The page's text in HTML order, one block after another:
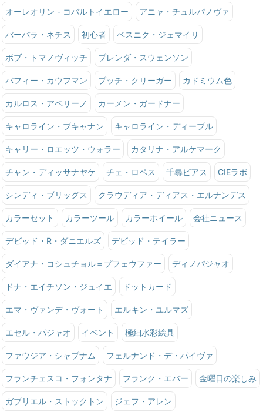
オーレオリン - コバルトイエロー アニャ・チュルパノヴァ
バーバラ・ネチス 初心者 ベスニク・ジェマイリ
ボブ・トマノヴィッチ ブレンダ・スウェンソン
バフィー・カウフマン ブッチ・クリーガー カドミウム色
カルロス・アベリーノ カーメン・ガードナー
キャロライン・ブキャナン キャロライン・ディーブル
キャリー・ロエッツ・ウォラー カタリナ・アルケマーク
チャン・ディッサナヤケ チェ・ロペス 千尋ピアス CIEラボ
シンディ・ブリッグス クラウディア・ディアス・エルナンデス
カラーセット カラーツール カラーホイール 会社ニュース
デビッド・R・ダニエルズ デビッド・テイラー
ダイアナ・コシュチョル＝プフェウファー ディノパジャオ
ドナ・エイチソン・ジュイエ ドットカード
エマ・ヴァンデ・ヴォート エルキン・ユルマズ
エセル・パジャオ イベント 極細水彩絵具
ファウジア・シャブナム フェルナンド・デ・パイヴァ
フランチェスコ・フォンタナ フランク・エバー 金曜日の楽しみ
ガブリエル・ストックトン ジェフ・アレン